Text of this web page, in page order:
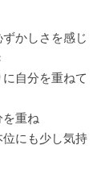
ずかしさを感じ
に自分を重ねて
を重ね
位にも少し気持